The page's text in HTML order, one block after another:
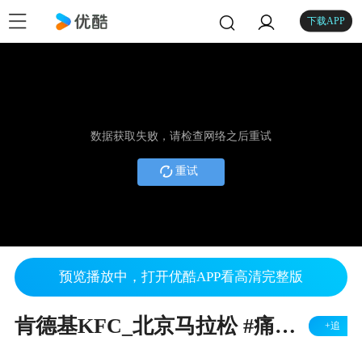
下载APP
数据获取失败，请检查网络之后重试
重试
预览播放中，打开优酷APP看高清完整版
肯德基KFC_北京马拉松 #痛快吃尽情跑# +追